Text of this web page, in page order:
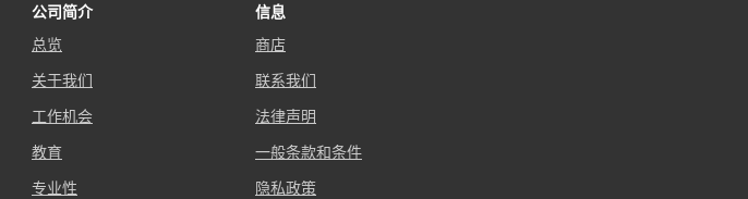
公司简介
总览
关于我们
工作机会
教育
专业性
信息
商店
联系我们
法律声明
一般条款和条件
隐私政策